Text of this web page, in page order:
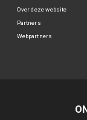
Over deze website
Partners
Webpartners